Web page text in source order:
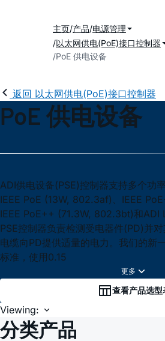
主页 产品 电源管理
以太网供电(PoE)接口控制器
PoE 供电设备
返回 以太网供电(PoE)接口控制器
PoE 供电设备
ADI供电设备(PSE)控制器支持多个功
IEEE PoE (13W, 802.3af)、IEEE
IEEE PoE++ (71.3W, 802.3bt)和ADI
PSE控制器负责检测受电器件(PD)并
电缆向PD提供适量的电力。我们的新
标准，使用0.15
查看产品选型
Viewing:
分类产品